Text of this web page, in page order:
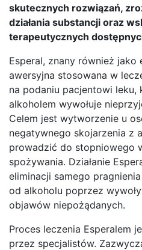
skutecznych rozwiązań,
działania substancji oraz
terapeutycznych
Esperal, znany również
awersyjna stosowana w
na podaniu pacjentowi leku,
alkoholem wywołuje
Celem jest wytworzenie u
negatywnego skojarzenia z
prowadzić do stopniowego
spożywania. Działanie
eliminacji samego
od alkoholu poprzez
objawów niepożądanych.
Proces leczenia Esperalem
przez specjalistów.